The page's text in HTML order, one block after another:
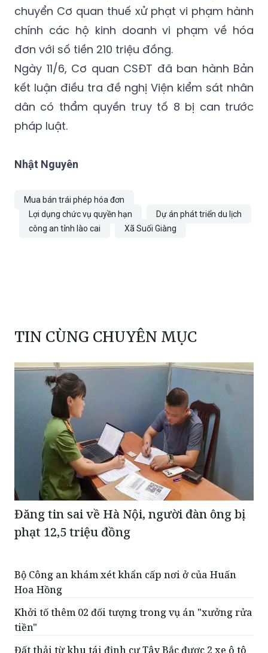
chuyển Cơ quan thuế xử phạt vi phạm hành
chính các hộ kinh doanh vi phạm về hóa
đơn với số tiền 210 triệu đồng.
Ngày 11/6, Cơ quan CSĐT đã ban hành Bản
kết luận điều tra đề nghị Viện kiểm sát nhân
dân có thẩm quyền truy tố 8 bị can trước
pháp luật.
Nhật Nguyên
Mua bán trái phép hóa đơn
Lợi dụng chức vụ quyền hạn
Dự án phát triển du lịch
công an tỉnh lào cai
Xã Suối Giàng
TIN CÙNG CHUYÊN MỤC
Đăng tin sai về Hà Nội, người đàn ông bị
phạt 12,5 triệu đồng
Bộ Công an khám xét khẩn cấp nơi ở của Huấn
Hoa Hồng
Khởi tố thêm 02 đối tượng trong vụ án "xưởng rửa
tiền"
Đất thải từ khu tái định cư Tây Bắc được 2 xe ô tô